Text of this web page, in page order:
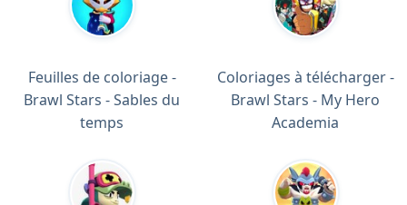
Feuilles de coloriage -
Brawl Stars - Sables du
temps
Coloriages à télécharger -
Brawl Stars - My Hero
Academia